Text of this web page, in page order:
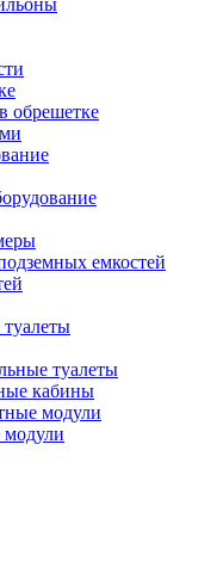
обрешетке
емкостей
туалеты
кабины
модули
модули